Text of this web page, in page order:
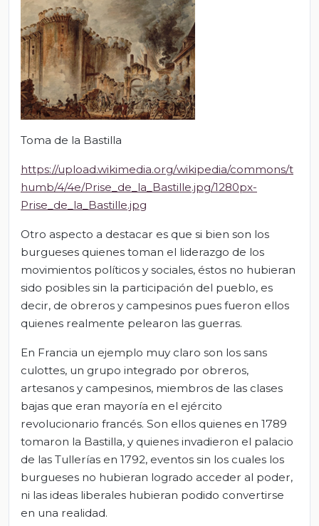
Toma de la Bastilla
https://upload.wikimedia.org/wikipedia/commons/t
humb/4/4e/Prise_de_la_Bastille.jpg/1280px-
Prise_de_la_Bastille.jpg
Otro aspecto a destacar es que si bien son los
burgueses quienes toman el liderazgo de los
movimientos políticos y sociales, éstos no hubieran
sido posibles sin la participación del pueblo, es
decir, de obreros y campesinos pues fueron ellos
quienes realmente pelearon las guerras.
En Francia un ejemplo muy claro son los sans
culottes, un grupo integrado por obreros,
artesanos y campesinos, miembros de las clases
bajas que eran mayoría en el ejército
revolucionario francés. Son ellos quienes en 1789
tomaron la Bastilla, y quienes invadieron el palacio
de las Tullerías en 1792, eventos sin los cuales los
burgueses no hubieran logrado acceder al poder,
ni las ideas liberales hubieran podido convertirse
en una realidad.